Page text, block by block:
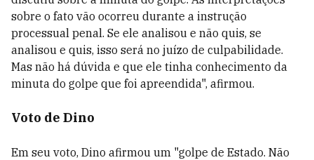
sobre o fato vão ocorreu durante a instrução
processual penal. Se ele analisou e não quis, se
analisou e quis, isso será no juízo de culpabilidade.
Mas não há dúvida e que ele tinha conhecimento da
minuta do golpe que foi apreendida", afirmou.
Voto de Dino
Em seu voto, Dino afirmou um "golpe de Estado. Não